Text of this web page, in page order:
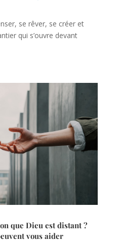
se rêver, se créer et
qui s’ouvre devant
que Dieu est distant ?
vous aider